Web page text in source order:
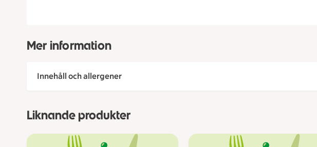
Mer information
Innehåll och allergener
Liknande produkter